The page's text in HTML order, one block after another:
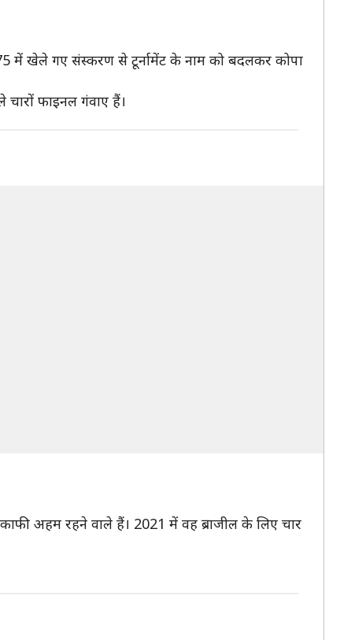
में खेले गए संस्करण से टूर्नामेंट के नाम को बदलकर कोपा
फाइनल गंवाए हैं।
अहम रहने वाले हैं। 2021 में वह ब्राजील के लिए चार